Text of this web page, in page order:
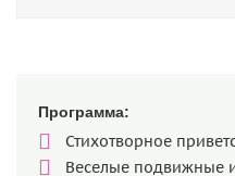
Программа:
Стихотворное
Веселые подвижные